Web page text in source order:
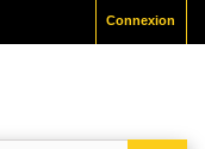
Connexion